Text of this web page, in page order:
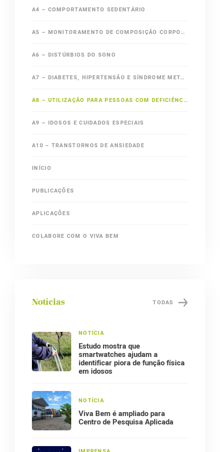
A4 – COMPORTAMENTO SEDENTÁRIO
A5 – MONITORAMENTO DE COMPOSIÇÃO CORPORAL
A6 – DISTÚRBIOS DO SONO
A7 – DIABETES, HIPERTENSÃO E SÍNDROME METABÓLICA
A8 – UTILIZAÇÃO PARA PESSOAS COM DEFICIÊNCIA (PCD)
A9 – IDOSOS E CUIDADOS ESPECIAIS
A10 – TRANSTORNOS DE ANSIEDADE
INÍCIO
PUBLICAÇÕES
APLICAÇÕES
COLABORE COM O VIVA BEM
Notícias TODAS
NOTÍCIA
Estudo mostra que
smartwatches ajudam a
identificar piora de função física
em idosos
NOTÍCIA
Viva Bem é ampliado para
Centro de Pesquisa Aplicada